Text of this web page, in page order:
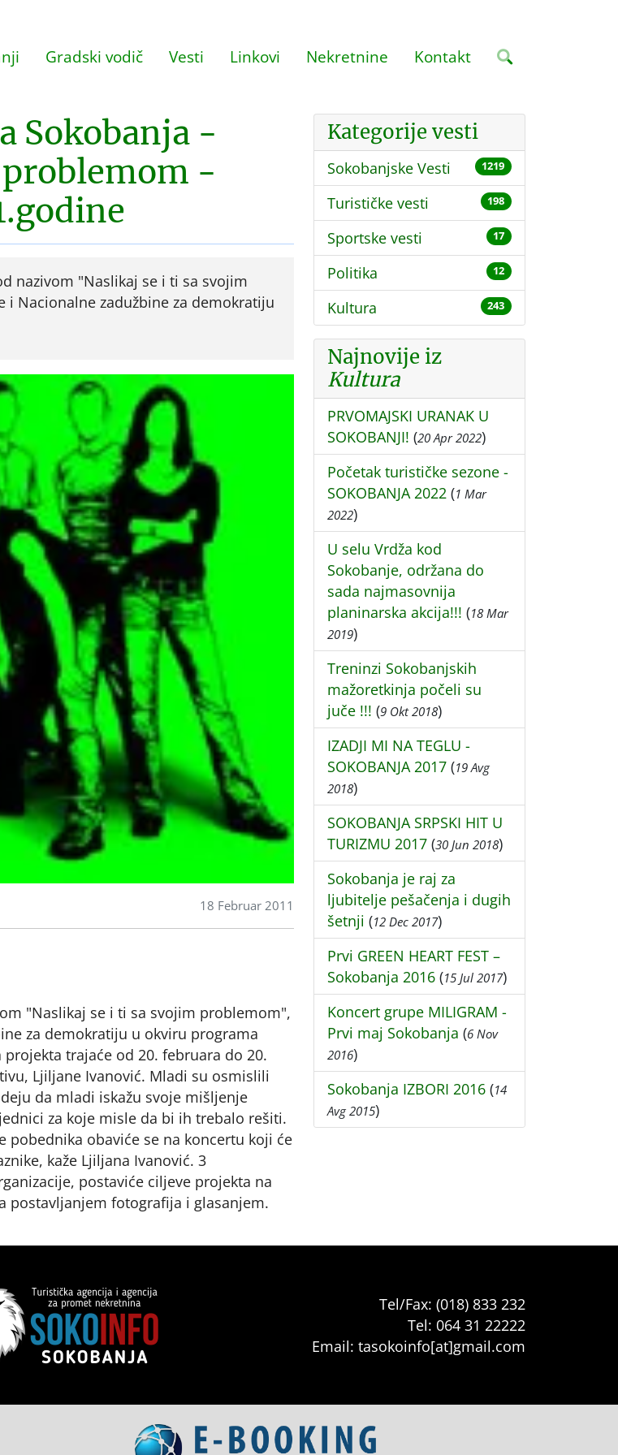
Gradski vodič Vesti Linkovi Nekretnine Kontakt
Sokobanja -
-
nazivom "Naslikaj se i ti sa svojim
Nacionalne zadužbine za demokratiju
18 Februar 2011
"Naslikaj se i ti sa svojim problemom",
za demokratiju u okviru programa
trajaće od 20. februara do 20.
Ljiljane Ivanović. Mladi su osmislili
da mladi iskažu svoje mišljenje
za koje misle da bi ih trebalo rešiti.
pobednika obaviće se na koncertu koji će
kaže Ljiljana Ivanović. 3
postaviće ciljeve projekta na
postavljanjem fotografija i glasanjem.
Kategorije vesti
Sokobanjske Vesti 1219
Turističke vesti 198
Sportske vesti 17
Politika 12
Kultura 243
Najnovije iz
Kultura
PRVOMAJSKI URANAK U
SOKOBANJI! (20 Apr 2022)
Početak turističke sezone -
SOKOBANJA 2022 (1 Mar
2022)
U selu Vrdža kod
Sokobanje, održana do
sada najmasovnija
planinarska akcija!!! (18 Mar
2019)
Treninzi Sokobanjskih
mažoretkinja počeli su
juče !!! (9 Okt 2018)
IZADJI MI NA TEGLU -
SOKOBANJA 2017 (19 Avg
2018)
SOKOBANJA SRPSKI HIT U
TURIZMU 2017 (30 Jun 2018)
Sokobanja je raj za
ljubitelje pešačenja i dugih
šetnji (12 Dec 2017)
Prvi GREEN HEART FEST –
Sokobanja 2016 (15 Jul 2017)
Koncert grupe MILIGRAM -
Prvi maj Sokobanja (6 Nov
2016)
Sokobanja IZBORI 2016 (14
Avg 2015)
Tel/Fax: (018) 833 232
Tel: 064 31 22222
Email: tasokoinfo[at]gmail.com